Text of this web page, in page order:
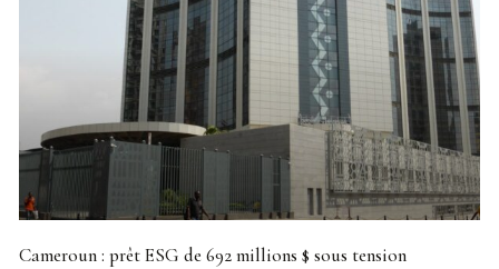
Cameroun : prêt ESG de 692 millions $ sous tension